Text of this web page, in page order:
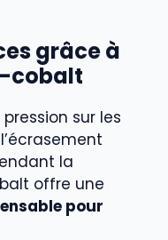
grâce à
cobalt
sur les
la
offre une
pour